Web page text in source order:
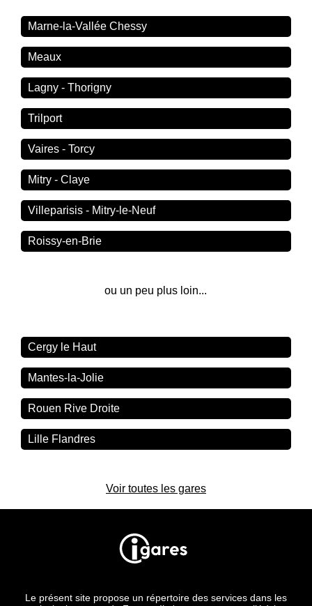
Marne-la-Vallée Chessy
Meaux
Lagny - Thorigny
Trilport
Vaires - Torcy
Mitry - Claye
Villeparisis - Mitry-le-Neuf
Roissy-en-Brie
ou un peu plus loin...
Cergy le Haut
Mantes-la-Jolie
Rouen Rive Droite
Lille Flandres
Voir toutes les gares
Le présent site propose un répertoire des services dans les